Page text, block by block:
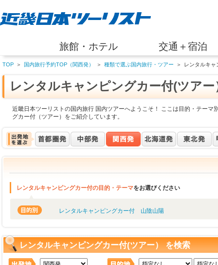
旅館・ホテル 交通＋宿泊
TOP ＞ 国内旅行予約TOP（関西発） ＞ 種類で選ぶ国内旅行・ツアー ＞ レンタルキャ
レンタルキャンピングカー付(ツアー
近畿日本ツーリストの国内旅行 国内ツアーへようこそ！ ここは目的・テーマ
グカー付（ツアー）をご紹介しています。
レンタルキャンピングカー付の目的・テーマをお選びください
レンタルキャンピングカー付 山陰山陽
レンタルキャンピングカー付(ツアー） を検索